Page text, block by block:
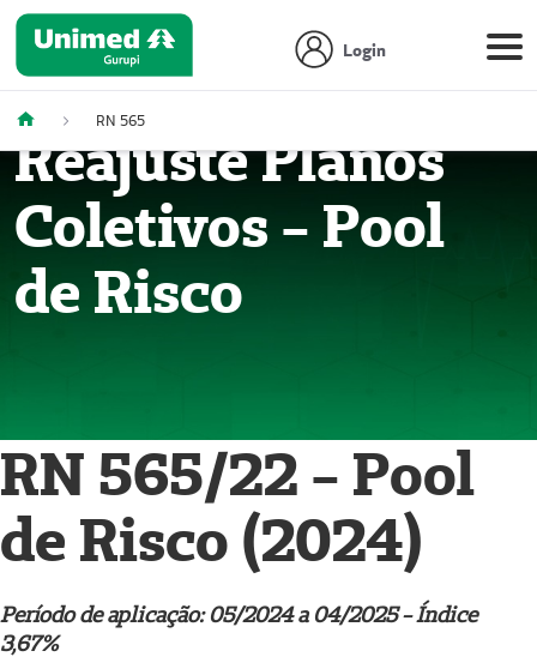
Login
RN 565
Reajuste Planos
Coletivos - Pool
de Risco
RN 565/22 - Pool
de Risco (2024)
Período de aplicação: 05/2024 a 04/2025 - Índice
3,67%